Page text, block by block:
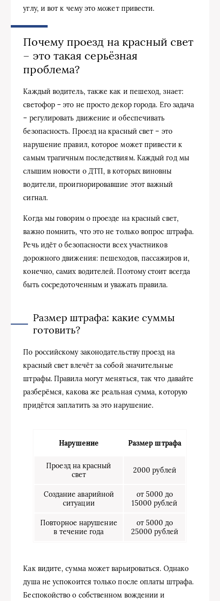
углу, и вот к чему это может привести.
Почему проезд на красный свет
– это такая серьёзная
проблема?
Каждый водитель, также как и пешеход, знает:
светофор – это не просто декор города. Его задача
– регулировать движение и обеспечивать
безопасность. Проезд на красный свет – это
нарушение правил, которое может привести к
самым трагичным последствиям. Каждый год мы
слышим новости о ДТП, в которых виновны
водители, проигнорировавшие этот важный
сигнал.
Когда мы говорим о проезде на красный свет,
важно помнить, что это не только вопрос штрафа.
Речь идёт о безопасности всех участников
дорожного движения: пешеходов, пассажиров и,
конечно, самих водителей. Поэтому стоит всегда
быть сосредоточенным и уважать правила.
Размер штрафа: какие суммы
готовить?
По российскому законодательству проезд на
красный свет влечёт за собой значительные
штрафы. Правила могут меняться, так что давайте
разберёмся, какова же реальная сумма, которую
придётся заплатить за это нарушение.
Нарушение Размер штрафа
Проезд на красный
свет
2000 рублей
Создание аварийной
ситуации
от 5000 до
15000 рублей
Повторное нарушение
в течение года
от 5000 до
25000 рублей
Как видите, сумма может варьироваться. Однако
душа не успокоится только после оплаты штрафа.
Беспокойство о собственном вождении и